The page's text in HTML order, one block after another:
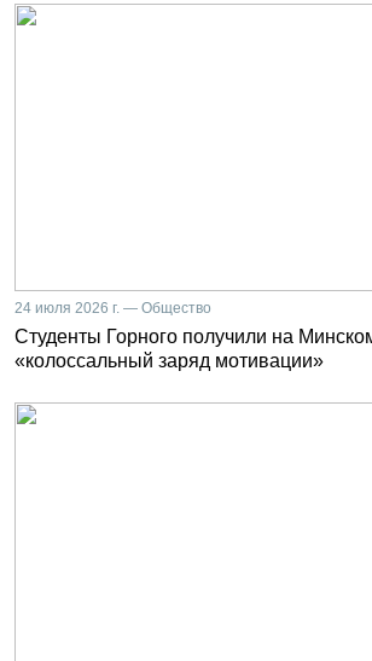
24 июля 2026 г. — Общество
Студенты Горного получили на
«колоссальный заряд мотивации»